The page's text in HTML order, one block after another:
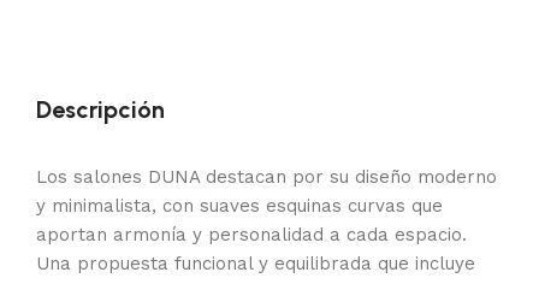
Descripción
Los salones DUNA destacan por su diseño moderno
y minimalista, con suaves esquinas curvas que
aportan armonía y personalidad a cada espacio.
Una propuesta funcional y equilibrada que incluye